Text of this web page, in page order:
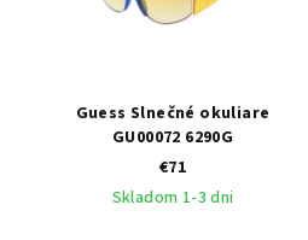
Guess Slnečné okuliare
GU00072 6290G
€71
Skladom 1-3 dni